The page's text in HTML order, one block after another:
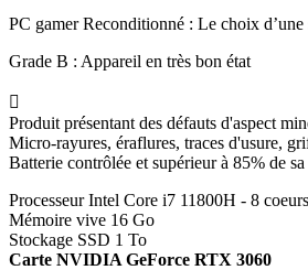
PC gamer Reconditionné : Le choix d’une
Grade B : Appareil en très bon état

Produit présentant des défauts d'aspect
Micro-rayures, éraflures, traces d'usure,
Batterie contrôlée et supérieur à 85% de
Processeur Intel Core i7 11800H - 8 coeurs
Mémoire vive 16 Go
Stockage SSD 1 To
Carte NVIDIA GeForce RTX 3060